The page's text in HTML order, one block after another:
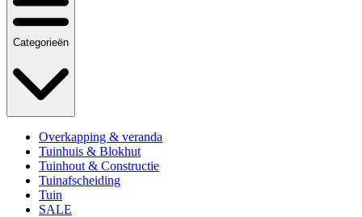
Categorieën
Overkapping & veranda
Tuinhuis & Blokhut
Tuinhout & Constructie
Tuinafscheiding
Tuin
SALE